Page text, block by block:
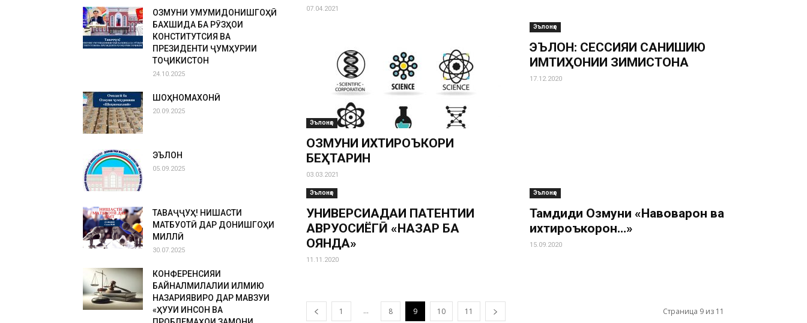
07.04.2021
Эълонҳо
ОЗМУНИ ИХТИРОЪКОРИ
БЕҲТАРИН
03.03.2021
Эълонҳо
ЭЪЛОН: СЕССИЯИ САНҶИШИЮ
ИМТИҲОНИИ ЗИМИСТОНА
17.12.2020
Эълонҳо
УНИВЕРСИАДАИ ПАТЕНТИИ
АВРУОСИЁГӢ «НАЗАР БА
ОЯНДА»
11.11.2020
Эълонҳо
Тамдиди Озмуни «Навоварон ва
ихтироъкорон…»
15.09.2020
1 ... 8 9 10 11 Страница 9 из 11
ОЗМУНИ УМУМИДОНИШГОҲӢ
БАХШИДА БА РӮЗҲОИ
КОНСТИТУТСИЯ ВА
ПРЕЗИДЕНТИ ҶУМҲУРИИ
ТОҶИКИСТОН
24.10.2025
ШОҲНОМАХОНӢ
20.09.2025
ЭЪЛОН
05.09.2025
ТАВАҶҶУҲ! НИШАСТИ
МАТБУОТӢ ДАР ДОНИШГОҲИ
МИЛЛӢ
30.07.2025
КОНФЕРЕНСИЯИ
БАЙНАЛМИЛАЛИИ ИЛМИЮ
НАЗАРИЯВИРО ДАР МАВЗУИ
«ҲУҚУҚИ ИНСОН ВА